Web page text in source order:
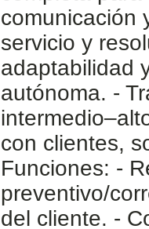
comunicación
servicio y
adaptabilidad
autónoma. -
con clientes,
Funciones: -
preventivo/
del cliente. -